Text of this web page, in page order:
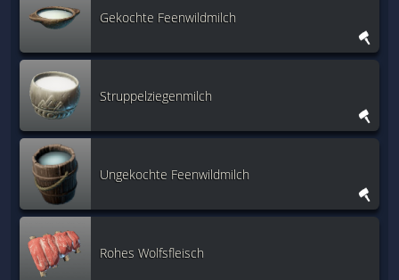
Gekochte Feenwildmilch
Struppelziegenmilch
Ungekochte Feenwildmilch
Rohes Wolfsfleisch